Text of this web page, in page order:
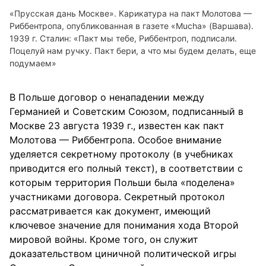
«Прусская дань Москве». Карикатура на пакт Молотова —
Риббентропа, опубликованная в газете «Mucha» (Варшава).
1939 г. Сталин: «Пакт мы тебе, Риббентроп, подписали.
Поцелуй нам ручку. Пакт бери, а что мы будем делать, еще
подумаем»
В Польше договор о ненападении между
Германией и Советским Союзом, подписанный в
Москве 23 августа 1939 г., известен как пакт
Молотова — Риббентропа. Особое внимание
уделяется секретному протоколу (в учебниках
приводится его полный текст), в соответствии с
которым территория Польши была «поделена»
участниками договора. Секретный протокол
рассматривается как документ, имеющий
ключевое значение для понимания хода Второй
мировой войны. Кроме того, он служит
доказательством циничной политической игры